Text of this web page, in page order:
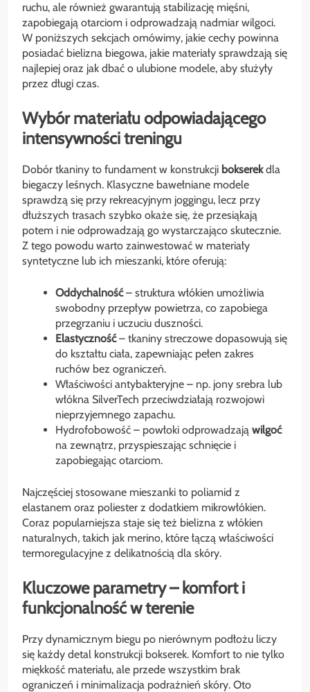
ruchu, ale również gwarantują stabilizację mięśni,
zapobiegają otarciom i odprowadzają nadmiar wilgoci.
W poniższych sekcjach omówimy, jakie cechy powinna
posiadać bielizna biegowa, jakie materiały sprawdzają się
najlepiej oraz jak dbać o ulubione modele, aby służyły
przez długi czas.
Wybór materiału odpowiadającego
intensywności treningu
Dobór tkaniny to fundament w konstrukcji bokserekdla
biegaczy leśnych. Klasyczne bawełniane modele
sprawdzą się przy rekreacyjnym joggingu, lecz przy
dłuższych trasach szybko okaże się, że przesiąkają
potem i nie odprowadzają go wystarczająco skutecznie.
Z tego powodu warto zainwestować w materiały
syntetyczne lub ich mieszanki, które oferują:
Oddychalność– struktura włókien umożliwia
swobodny przepływ powietrza, co zapobiega
przegrzaniu i uczuciu duszności.
Elastyczność– tkaniny streczowe dopasowują się
do kształtu ciała, zapewniając pełen zakres
ruchów bez ograniczeń.
Właściwości antybakteryjne – np. jony srebra lub
włókna SilverTech przeciwdziałają rozwojowi
nieprzyjemnego zapachu.
Hydrofobowość – powłoki odprowadzają wilgoć
na zewnątrz, przyspieszając schnięcie i
zapobiegając otarciom.
Najczęściej stosowane mieszanki to poliamid z
elastanem oraz poliester z dodatkiem mikrowłókien.
Coraz popularniejsza staje się też bielizna z włókien
naturalnych, takich jak merino, które łączą właściwości
termoregulacyjne z delikatnością dla skóry.
Kluczowe parametry – komfort i
funkcjonalność w terenie
Przy dynamicznym biegu po nierównym podłożu liczy
się każdy detal konstrukcji bokserek. Komfort to nie tylko
miękkość materiału, ale przede wszystkim brak
ograniczeń i minimalizacja podrażnień skóry. Oto